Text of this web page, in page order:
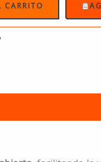
CARRITO